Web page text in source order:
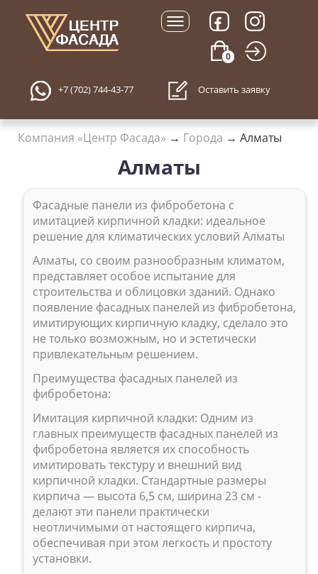
+7 (702) 744-43-77 Оставить заявку
0
Компания «Центр Фасада» → Города → Алматы
Алматы
Фасадные панели из фибробетона с
имитацией кирпичной кладки: идеальное
решение для климатических условий Алматы
Алматы, со своим разнообразным климатом,
представляет особое испытание для
строительства и облицовки зданий. Однако
появление фасадных панелей из фибробетона,
имитирующих кирпичную кладку, сделало это
не только возможным, но и эстетически
привлекательным решением.
Преимущества фасадных панелей из
фибробетона:
Имитация кирпичной кладки: Одним из
главных преимуществ фасадных панелей из
фибробетона является их способность
имитировать текстуру и внешний вид
кирпичной кладки. Стандартные размеры
кирпича — высота 6,5 см, ширина 23 см -
делают эти панели практически
неотличимыми от настоящего кирпича,
обеспечивая при этом легкость и простоту
установки.